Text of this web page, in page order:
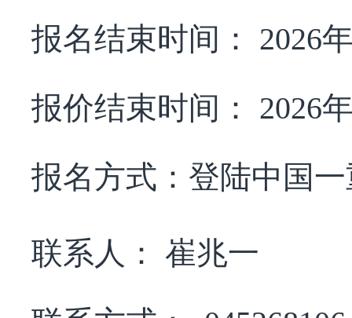
报名结束时间：
2026
报价结束时间：
2026
报名方式： 登陆中国
联系人：
崔兆一